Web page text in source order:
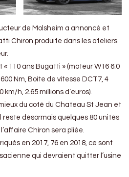
de Molsheim a annoncé et
Chiron produite dans les ateliers
« 110 ans Bugatti » (moteur W16 6.0
Nm, Boite de vitesse DCT7, 4
km/h, 2.65 millions d’euros).
du coté du Chateau St Jean et
reste désormais quelques 80 unités
Chiron sera pliée.
en 2017, 76 en 2018, ce sont
qui devraient quitter l’usine